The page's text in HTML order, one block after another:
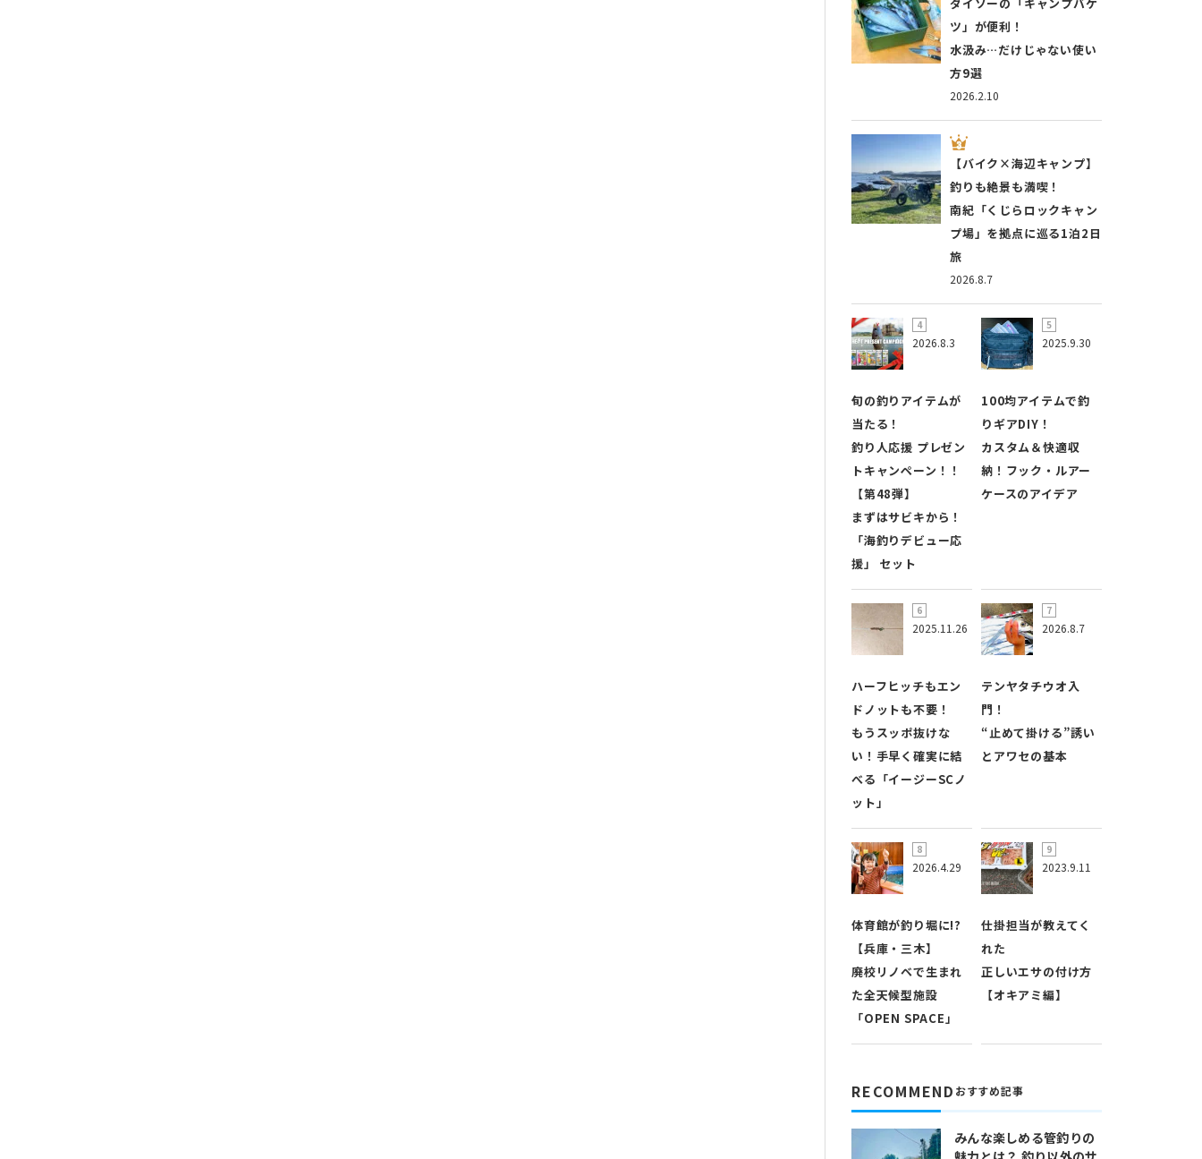
2026.2.10
ツ」が便利！
水汲み…だけじゃない使い
方9選
2026.8.7
【バイク×海辺キャンプ】
釣りも絶景も満喫！
南紀「くじらロックキャン
プ場」を拠点に巡る1泊2日
旅
2026.8.3
旬の釣りアイテムが
当たる！
釣り人応援 プレゼン
トキャンペーン！！
【第48弾】
まずはサビキから！
「海釣りデビュー応
援」 セット
2025.9.30
100均アイテムで釣
りギアDIY！
カスタム＆快適収
納！フック・ルアー
ケースのアイデア
2025.11.26
ハーフヒッチもエン
ドノットも不要！
もうスッポ抜けな
い！手早く確実に結
べる「イージーSCノ
ット」
2026.8.7
テンヤタチウオ入
門！
“止めて掛ける”誘い
とアワセの基本
2026.4.29
体育館が釣り堀に!?
【兵庫・三木】
廃校リノベで生まれ
た全天候型施設
「OPEN SPACE」
2023.9.11
仕掛担当が教えてく
れた
正しいエサの付け方
【オキアミ編】
RECOMMEND おすすめ記事
みんな楽しめる管釣りの